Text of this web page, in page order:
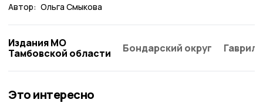
Автор: Ольга Смыкова
Издания МО
Тамбовской области
Бондарский округ
Это интересно